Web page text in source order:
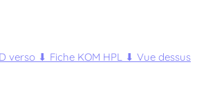
verso ⬇ Fiche KOM HPL ⬇ Vue dessus